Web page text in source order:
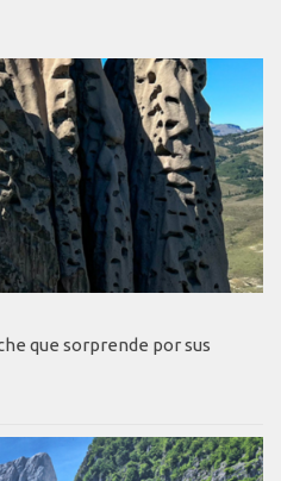
que sorprende por sus